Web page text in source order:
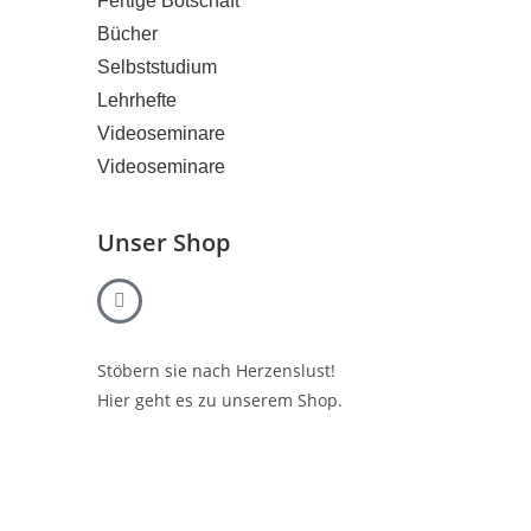
Bücher
Selbststudium
Lehrhefte
Videoseminare
Videoseminare
Unser Shop
Stöbern sie nach Herzenslust!
Hier geht es zu unserem Shop.